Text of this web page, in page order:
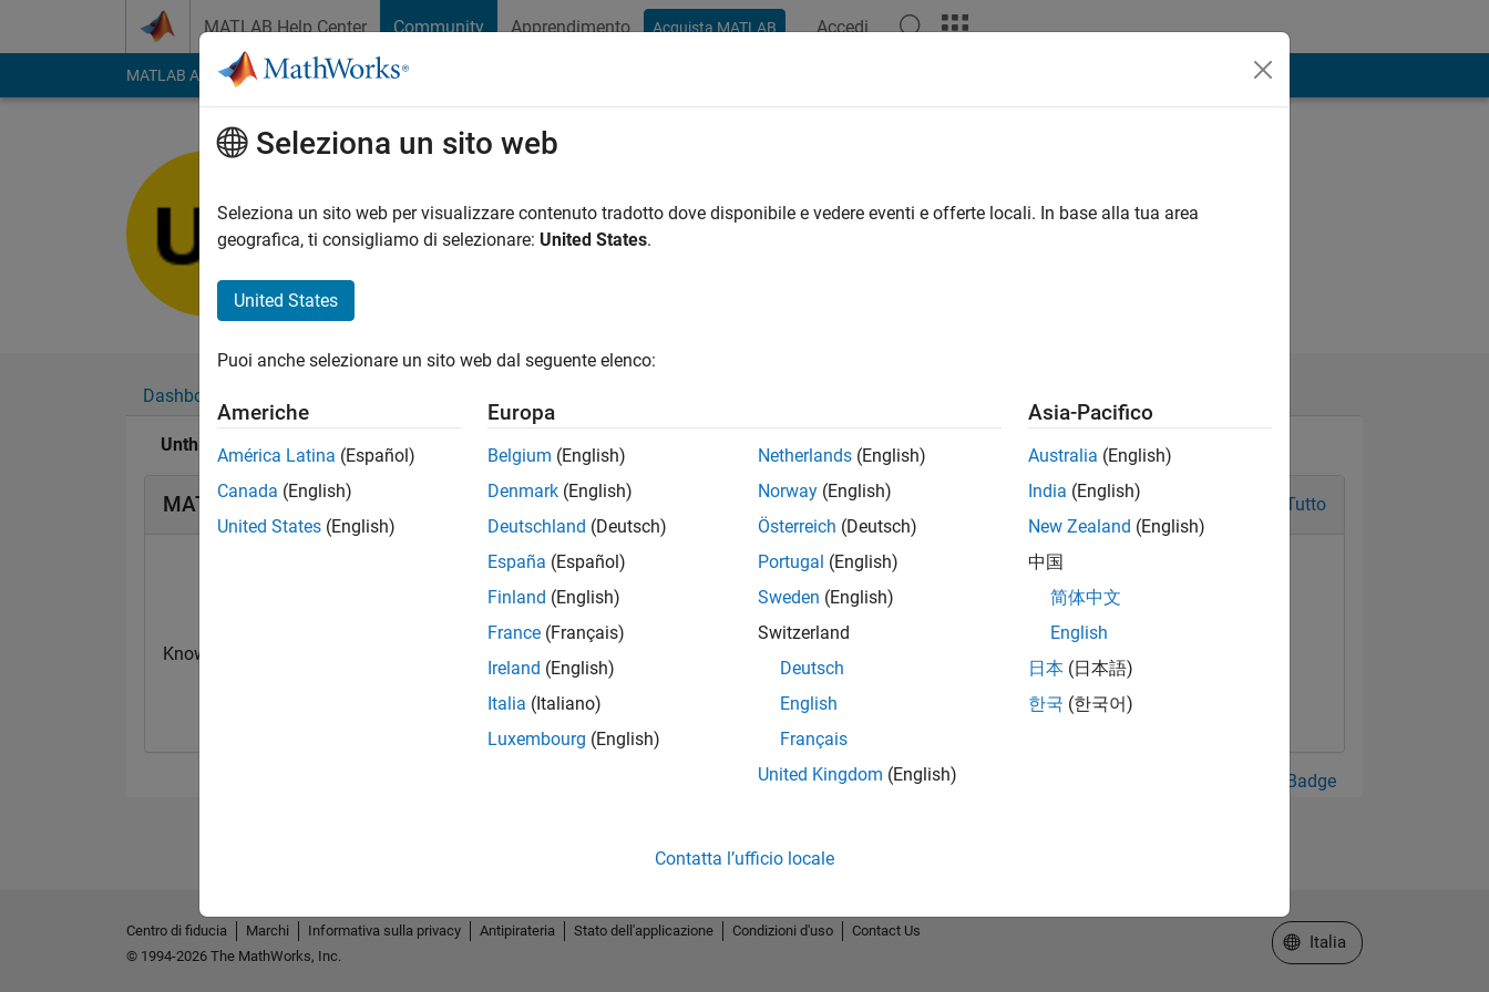
MATLAB Help Center Community Apprendimento Acquista MATLAB Accedi
MATLAB Answers File Exchange Cody
Last seen: oltre 2 anni fa|Attivo dal 2024
Followers:0Following:0
Dashboard
Unthinkable sol's Badge
MATLAB Answers Badge Tutto
Knowledgeable Level 1
17 Apr 2024
Guarda tutto Badge
Seleziona un sito web
Seleziona un sito web per visualizzare contenuto tradotto dove disponibile e vedere eventi e offerte locali. In base alla tua area
geografica, ti consigliamo di selezionare: United States.
United States
Puoi anche selezionare un sito web dal seguente elenco:
Americhe
América Latina (Español)
Canada (English)
United States (English)
Europa
Belgium (English)
Denmark (English)
Deutschland (Deutsch)
España (Español)
Finland (English)
France (Français)
Ireland (English)
Italia (Italiano)
Luxembourg (English)
Netherlands (English)
Norway (English)
Österreich (Deutsch)
Portugal (English)
Sweden (English)
Switzerland
Deutsch
English
Français
United Kingdom (English)
Asia-Pacifico
Australia (English)
India (English)
New Zealand (English)
中国
简体中文
English
日本 (日本語)
한국 (한국어)
Contatta l’ufficio locale
Centro di fiducia Marchi Informativa sulla privacy Antipirateria Stato dell'applicazione Condizioni d'uso
Contact Us
© 1994-2026 The MathWorks, Inc.
Seleziona un sito web
Italia